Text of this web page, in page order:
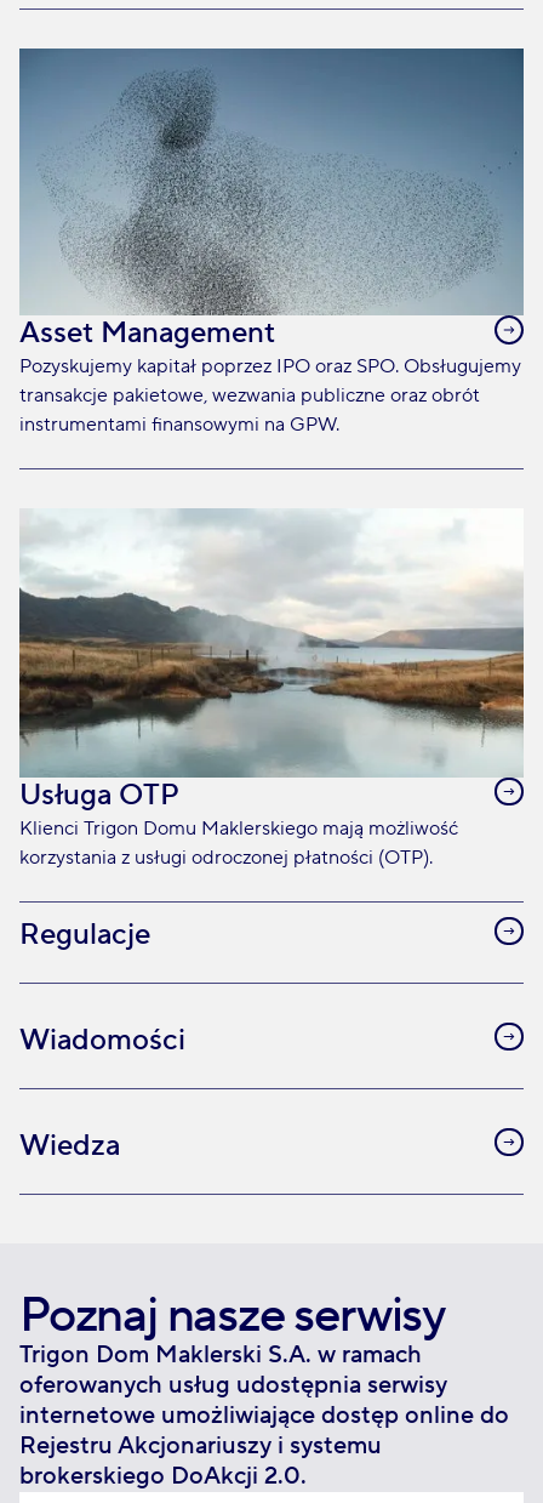
Asset Management
Pozyskujemy kapitał poprzez IPO oraz SPO. Obsługujemy
transakcje pakietowe, wezwania publiczne oraz obrót
instrumentami finansowymi na GPW.
Usługa OTP
Klienci Trigon Domu Maklerskiego mają możliwość
korzystania z usługi odroczonej płatności (OTP).
Regulacje
Wiadomości
Wiedza
Poznaj nasze serwisy
Trigon Dom Maklerski S.A. w ramach
oferowanych usług udostępnia serwisy
internetowe umożliwiające dostęp online do
Rejestru Akcjonariuszy i systemu
brokerskiego DoAkcji 2.0.